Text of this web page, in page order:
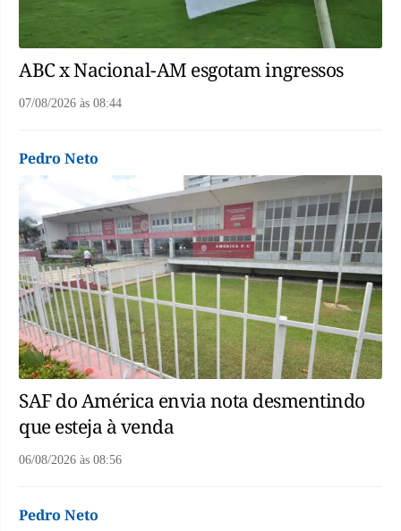
ABC x Nacional-AM esgotam ingressos
07/08/2026 às 08:44
Pedro Neto
SAF do América envia nota desmentindo
que esteja à venda
06/08/2026 às 08:56
Pedro Neto